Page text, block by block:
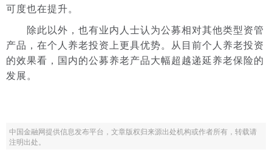
可度也在提升。
除此以外，也有业内人士认为公募相对其他类型资管
产品，在个人养老投资上更具优势。从目前个人养老投资
的效果看，国内的公募养老产品大幅超越递延养老保险的
发展。
中国金融网提供信息发布平台，文章版权归来源出处机构或作者所有，转载请
注明出处。